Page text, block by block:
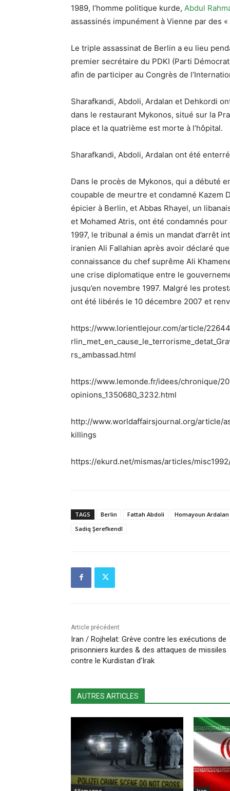
1989, l’homme politique kurde, Abdul
assassinés impunément à Vienne par des
Le triple assassinat de Berlin a eu lieu
premier secrétaire du PDKI (Parti
afin de participer au Congrès de
Sharafkandi, Abdoli, Ardalan et Dehkordi
dans le restaurant Mykonos, situé sur la
place et la quatrième est morte à l’hôpital.
Sharafkandi, Abdoli, Ardalan ont été
Dans le procès de Mykonos, qui a débuté
coupable de meurtre et condamné Kazem
épicier à Berlin, et Abbas Rhayel, un
et Mohamed Atris, ont été condamnés
1997, le tribunal a émis un mandat d’arrêt
iranien Ali Fallahian après avoir déclaré
connaissance du chef suprême Ali
une crise diplomatique entre le
jusqu’en novembre 1997. Malgré les
ont été libérés le 10 décembre 2007 et
https://www.lorientlejour.com/article/
rs_ambassad.html
https://www.lemonde.fr/idees/chronique/
opinions_1350680_3232.html
http://www.worldaffairsjournal.org/article/
killings
https://ekurd.net/mismas/articles/
TAGS Berlin Fattah Abdoli
Homayoun Ardalan
Sadiq Şerefkendî
Article précédent
Iran / Rojhelat: Grève contre les exécutions de
prisonniers kurdes & des attaques de missiles
contre le Kurdistan d’Irak
AUTRES ARTICLES